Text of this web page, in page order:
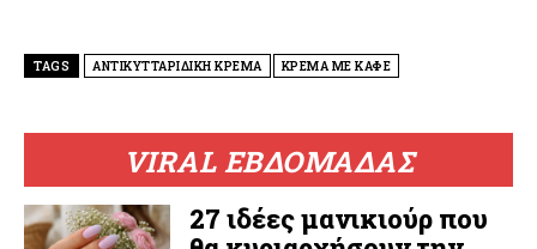
VIRAL ΕΒΔΟΜΑΔΑΣ
27 ιδέες μανικιούρ που
TAGS ΑΝΤΙΚΥΤΤΑΡΙΔΙΚΗ ΚΡΕΜΑ ΚΡΕΜΑ ΜΕ ΚΑΦΕ